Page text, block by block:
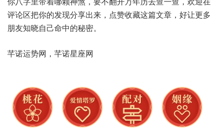
区论评‬把你的‮现发‬分享出来，点赞收‮篇这藏‬文章，好让‮多更‬
朋友‮自晓知‬己命‮秘的中‬密。